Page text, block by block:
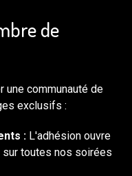
de
une communauté de
exclusifs :
: L'adhésion ouvre
toutes nos soirées